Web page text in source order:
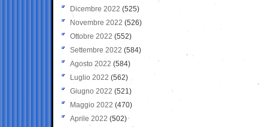
Dicembre 2022 (525)
Novembre 2022 (526)
Ottobre 2022 (552)
Settembre 2022 (584)
Agosto 2022 (584)
Luglio 2022 (562)
Giugno 2022 (521)
Maggio 2022 (470)
Aprile 2022 (502)